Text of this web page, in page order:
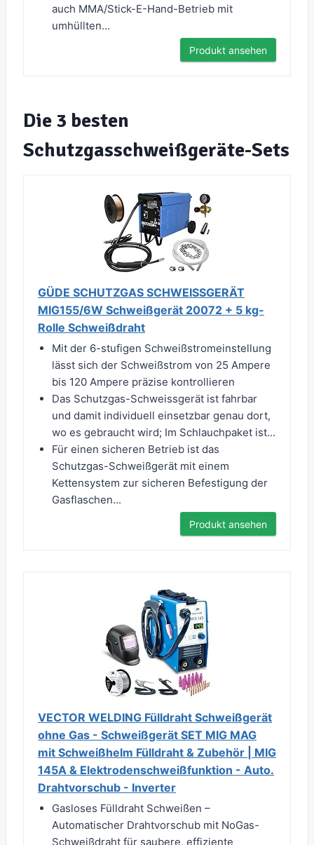
auch MMA/Stick-E-Hand-Betrieb mit
umhüllten...
Produkt ansehen
Die 3 besten
Schutzgasschweißgeräte-Sets
GÜDE SCHUTZGAS SCHWEISSGERÄT
MIG155/6W Schweißgerät 20072 + 5 kg-
Rolle Schweißdraht
Mit der 6-stufigen Schweißstromeinstellung
lässt sich der Schweißstrom von 25 Ampere
bis 120 Ampere präzise kontrollieren
Das Schutzgas-Schweissgerät ist fahrbar
und damit individuell einsetzbar genau dort,
wo es gebraucht wird; Im Schlauchpaket ist...
Für einen sicheren Betrieb ist das
Schutzgas-Schweißgerät mit einem
Kettensystem zur sicheren Befestigung der
Gasflaschen...
Produkt ansehen
VECTOR WELDING Fülldraht Schweißgerät
ohne Gas - Schweißgerät SET MIG MAG
mit Schweißhelm Fülldraht & Zubehör | MIG
145A & Elektrodenschweißfunktion - Auto.
Drahtvorschub - Inverter
Gasloses Fülldraht Schweißen –
Automatischer Drahtvorschub mit NoGas-
Schweißdraht für saubere, effiziente